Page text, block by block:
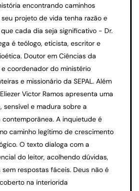
encontrando caminhos
projeto de vida tenha razão e
cada dia seja significativo - Dr.
é teólogo, eticista, escritor e
Doutor em Ciências da
e coordenador do ministério
e missionário da SEPAL. Além
Victor Ramos apresenta uma
sensível e madura sobre a
A inquietude é
caminho legítimo de crescimento
O texto dialoga com a
do leitor, acolhendo dúvidas,
respostas fáceis. Deus não é
na interiorida